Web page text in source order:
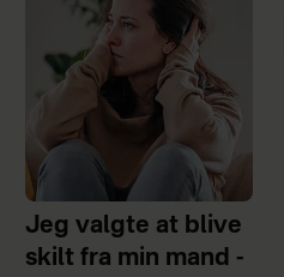
Jeg valgte at blive
skilt fra min mand -